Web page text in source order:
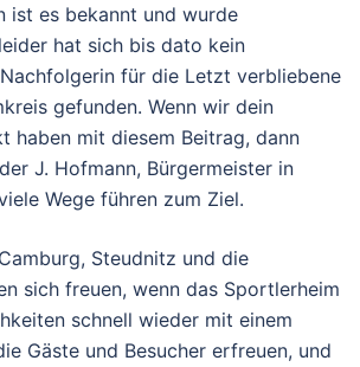
ist es bekannt und wurde
hat sich bis dato kein
für die Letzt verbliebene
gefunden. Wenn wir dein
haben mit diesem Beitrag, dann
J. Hofmann, Bürgermeister in
Wege führen zum Ziel.
Steudnitz und die
sich freuen, wenn das Sportlerheim
schnell wieder mit einem
Gäste und Besucher erfreuen, und